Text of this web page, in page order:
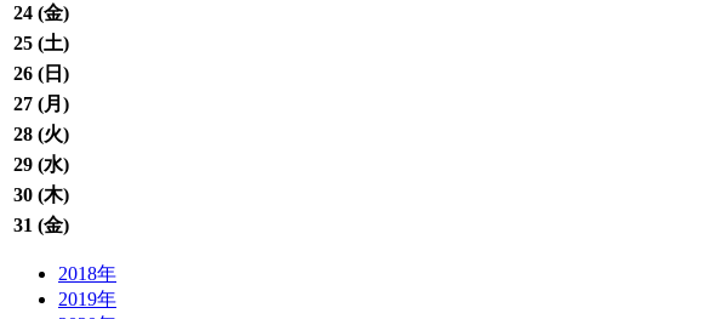
24 (金)
25 (土)
26 ( 日 )
27 (月 )
28 (火)
29 (水)
30 (木)
31 (金)
2018年
2019年